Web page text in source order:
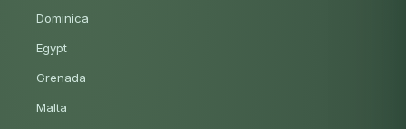
Dominica
Egypt
Grenada
Malta